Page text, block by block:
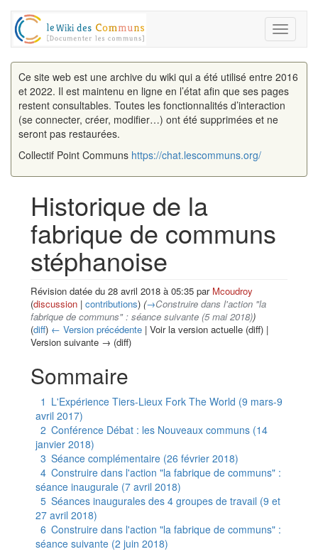
Toggle
Ce site web est une archive du wiki qui a été utilisé entre 2016
et 2022. Il est maintenu en ligne en l’état afin que ses pages
restent consultables. Toutes les fonctionnalités d’interaction
(se connecter, créer, modifier…) ont été supprimées et ne
seront pas restaurées.
Collectif Point Communs https://chat.lescommuns.org/
Historique de la
fabrique de communs
stéphanoise
Révision datée du 28 avril 2018 à 05:35 par Mcoudroy
(discussion | contributions) (→Construire dans l'action "la
fabrique de communs" : séance suivante (5 mai 2018))
(diff) ← Version précédente | Voir la version actuelle (diff) |
Version suivante → (diff)
Sommaire
1 L'Expérience Tiers-Lieux Fork The World (9 mars-9
avril 2017)
2 Conférence Débat : les Nouveaux communs (14
janvier 2018)
3 Séance complémentaire (26 février 2018)
4 Construire dans l'action "la fabrique de communs" :
séance inaugurale (7 avril 2018)
5 Séances inaugurales des 4 groupes de travail (9 et
27 avril 2018)
6 Construire dans l'action "la fabrique de communs" :
séance suivante (2 juin 2018)